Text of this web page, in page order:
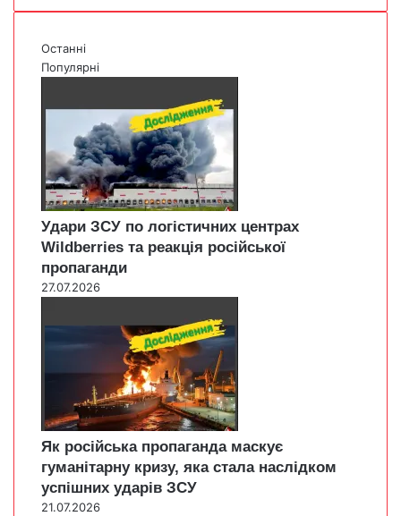
Останні
Популярні
Удари ЗСУ по логістичних центрах
Wildberries та реакція російської
пропаганди
27.07.2026
Як російська пропаганда маскує
гуманітарну кризу, яка стала наслідком
успішних ударів ЗСУ
21.07.2026